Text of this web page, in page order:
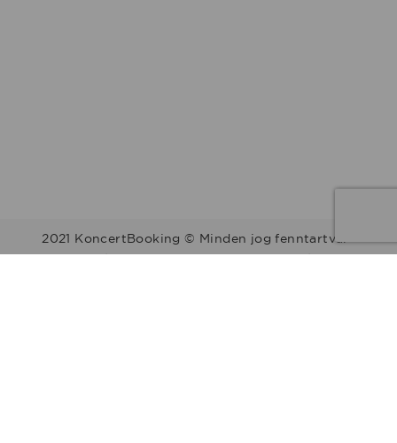
2021 KoncertBooking © Minden jog fenntartva.
Kapcsolat | Telefonszám: +36 30 157 9812 | E-mail: